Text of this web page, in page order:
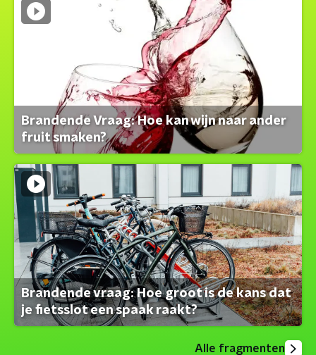
Brandende Vraag: Hoe kan wijn naar ander
fruit smaken?
Brandende vraag: Hoe groot is de kans dat
je fietsslot een spaak raakt?
Alle fragmenten